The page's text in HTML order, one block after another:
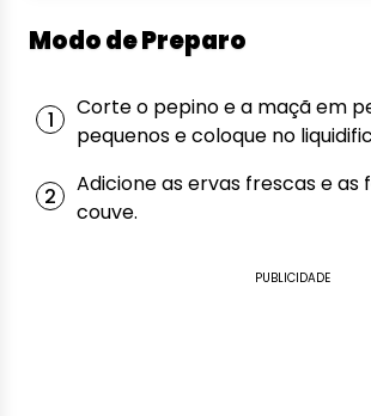
Modo de Preparo
Corte o pepino e a maçã em
pequenos e coloque no
Adicione as ervas frescas e as
couve.
PUBLICIDADE